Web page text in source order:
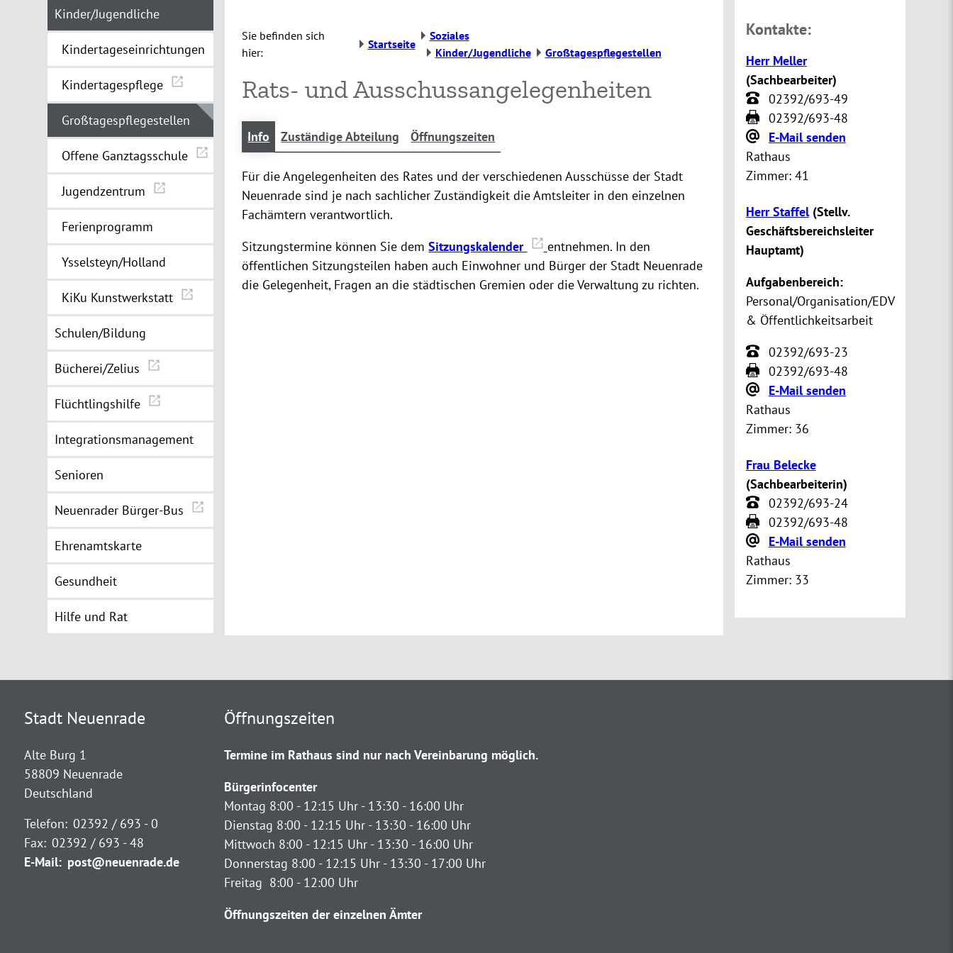
Kinder/Jugendliche
Kindertageseinrichtungen
Kindertagespflege
Großtagespflegestellen
Offene Ganztagsschule
Jugendzentrum
Ferienprogramm
Ysselsteyn/Holland
KiKu Kunstwerkstatt
Schulen/Bildung
Bücherei/Zelius
Flüchtlingshilfe
Integrationsmanagement
Senioren
Neuenrader Bürger-Bus
Ehrenamtskarte
Gesundheit
Hilfe und Rat
Sie befinden sich
hier:
Startseite
Soziales
Kinder/Jugendliche
Großtagespflegestellen
Rats- und Ausschussangelegenheiten
Info Zuständige Abteilung Öffnungszeiten
Für die Angelegenheiten des Rates und der verschiedenen Ausschüsse der Stadt
Neuenrade sind je nach sachlicher Zuständigkeit die Amtsleiter in den einzelnen
Fachämtern verantwortlich.
Sitzungstermine können Sie demSitzungskalender
entnehmen. In den
öffentlichen Sitzungsteilen haben auch Einwohner und Bürger der Stadt Neuenrade
die Gelegenheit, Fragen an die städtischen Gremien oder die Verwaltung zu richten.
Kontakte:
Herr Meller
(Sachbearbeiter)
02392/693-49
02392/693-48
E-Mail senden
Rathaus
Zimmer: 41
Herr Staffel (Stellv.
Geschäftsbereichsleiter
Hauptamt)
Aufgabenbereich:
Personal/Organisation/EDV
& Öffentlichkeitsarbeit
02392/693-23
02392/693-48
E-Mail senden
Rathaus
Zimmer: 36
Frau Belecke
(Sachbearbeiterin)
02392/693-24
02392/693-48
E-Mail senden
Rathaus
Zimmer: 33
Stadt Neuenrade
Alte Burg 1
58809 Neuenrade
Deutschland
Telefon: 02392 / 693 - 0
Fax: 02392 / 693 - 48
E-Mail: post@neuenrade.de
Öffnungszeiten
Termine im Rathaus sind nur nach Vereinbarung möglich.
Bürgerinfocenter
Montag 8:00 - 12:15 Uhr - 13:30 - 16:00 Uhr
Dienstag 8:00 - 12:15 Uhr - 13:30 - 16:00 Uhr
Mittwoch 8:00 - 12:15 Uhr - 13:30 - 16:00 Uhr
Donnerstag 8:00 - 12:15 Uhr - 13:30 - 17:00 Uhr
Freitag 8:00 - 12:00 Uhr
Öffnungszeiten der einzelnen Ämter